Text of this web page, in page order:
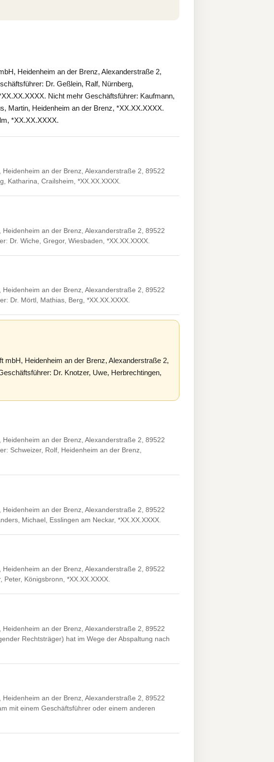
Heidenheim an der Brenz, Alexanderstraße 2,
Dr. Geßlein, Ralf, Nürnberg,
Nicht mehr Geschäftsführer: Kaufmann,
Martin, Heidenheim an der Brenz, *XX.XX.XXXX.
*XX.XX.XXXX.
an der Brenz, Alexanderstraße 2, 89522
Katharina, Crailsheim, *XX.XX.XXXX.
an der Brenz, Alexanderstraße 2, 89522
Dr. Wiche, Gregor, Wiesbaden, *XX.XX.XXXX.
an der Brenz, Alexanderstraße 2, 89522
Dr. Mörtl, Mathias, Berg, *XX.XX.XXXX.
mbH, Heidenheim an der Brenz, Alexanderstraße 2,
Dr. Knotzer, Uwe, Herbrechtingen,
an der Brenz, Alexanderstraße 2, 89522
Schweizer, Rolf, Heidenheim an der Brenz,
an der Brenz, Alexanderstraße 2, 89522
Michael, Esslingen am Neckar, *XX.XX.XXXX.
an der Brenz, Alexanderstraße 2, 89522
Königsbronn, *XX.XX.XXXX.
an der Brenz, Alexanderstraße 2, 89522
Rechtsträger) hat im Wege der Abspaltung nach
an der Brenz, Alexanderstraße 2, 89522
mit einem Geschäftsführer oder einem anderen